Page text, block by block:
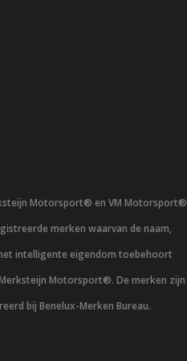
Motorsport® en VM Motorsport®
merken waarvan de naam,
intelligente eigendom toebehoort
Motorsport®. De merken zijn
bij Benelux-Merken Bureau.